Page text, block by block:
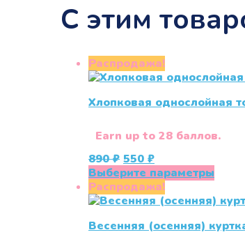
С этим
Распродажа!
Хлопковая однослойная
Earn up to 28 баллов.
890₽ Первоначальная
цена
составляла
890 ₽.
550₽Текущая
цена:
550 ₽.
Выберите параметры
Распродажа!
Весенняя (осенняя)